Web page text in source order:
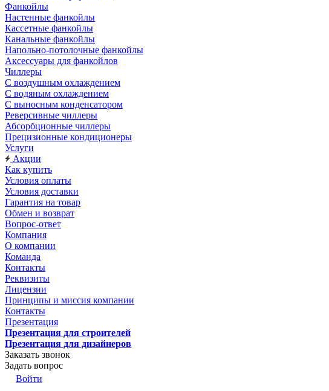
Фанкойлы
Настенные фанкойлы
Кассетные фанкойлы
Канальные фанкойлы
Напольно-потолочные фанкойлы
Аксессуары для фанкойлов
Чиллеры
С воздушным охлаждением
С водяным охлаждением
С выносным конденсатором
Реверсивные чиллеры
Абсорбционные чиллеры
Прецизионные кондиционеры
Услуги
Акции
Как купить
Условия оплаты
Условия доставки
Гарантия на товар
Обмен и возврат
Вопрос-ответ
Компания
О компании
Команда
Контакты
Реквизиты
Лицензии
Принципы и миссия компании
Контакты
Презентация
Презентация для строителей
Презентация для дизайнеров
Заказать звонок
Задать вопрос
Войти